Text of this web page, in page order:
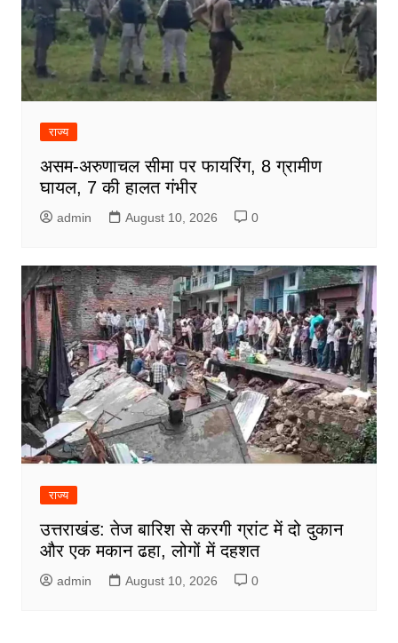
राज्य
असम-अरुणाचल सीमा पर फायरिंग, 8 ग्रामीण
घायल, 7 की हालत गंभीर
admin August 10, 2026 0
राज्य
उत्तराखंड: तेज बारिश से करगी ग्रांट में दो दुकान
और एक मकान ढहा, लोगों में दहशत
admin August 10, 2026 0